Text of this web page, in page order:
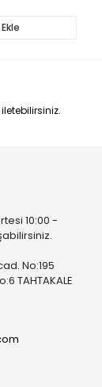
Ekle
10:00 -
No:195
TAHTAKALE